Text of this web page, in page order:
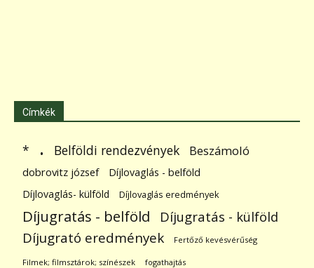
Címkék
* . Belföldi rendezvények Beszámoló
dobrovitz józsef
Díjlovaglás - belföld
Díjlovaglás- külföld
Díjlovaglás eredmények
Díjugratás - belföld Díjugratás - külföld
Díjugrató eredmények Fertőző kevésvérűség
Filmek; filmsztárok; színészek fogathajtás